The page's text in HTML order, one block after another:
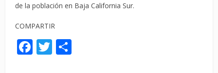
de la población en Baja California Sur.
COMPARTIR
Facebook
Twitter